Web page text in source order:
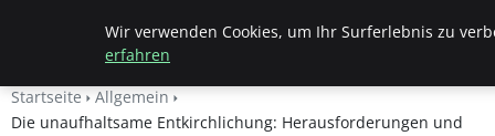
Beyond Surface
Startseite
Allgemein
Die unaufhaltsame Entkirchlichung: Herausforderungen und
Wir verwenden Cookies, um Ihr Surferlebnis zu
erfahren